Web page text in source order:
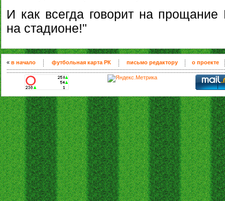
И как всегда говорит на
на стадионе!"
« в начало футбольная карта РК письмо редактору о проекте